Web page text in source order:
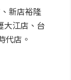
新店裕隆
大江店、台
代店。